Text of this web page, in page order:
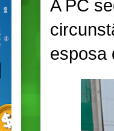
A PC
esposa